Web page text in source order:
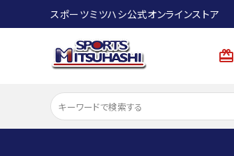
スポーツミツハシ公式オンラインストア
card_giftcard